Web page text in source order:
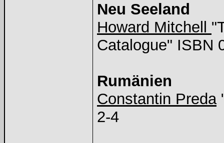
Neu Seeland
Howard Mitchell
Catalogue" ISBN
Rumänien
Constantin Preda
2-4